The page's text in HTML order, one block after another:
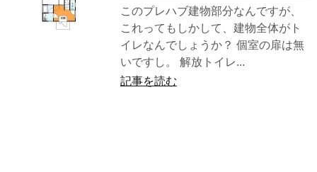
このプレハブ建物部分なんですが、
これってもしかして、建物全体がト
イレなんでしょうか？ 個室の扉は無
いですし。 解放トイレ...
記事を読む